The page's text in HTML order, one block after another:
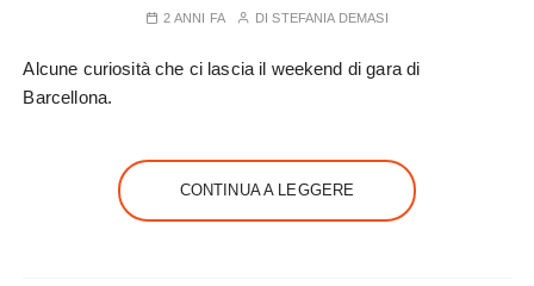
2 ANNI FA DISTEFANIA DEMASI
Alcune curiosità che ci lascia il weekend di gara di
Barcellona.
CONTINUA A LEGGERE